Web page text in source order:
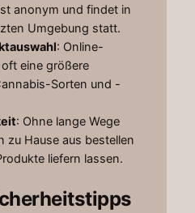
anonym und findet in
Umgebung statt.
: Online-
eine größere
Sorten und -
: Ohne lange Wege
zu Hause aus bestellen
liefern lassen.